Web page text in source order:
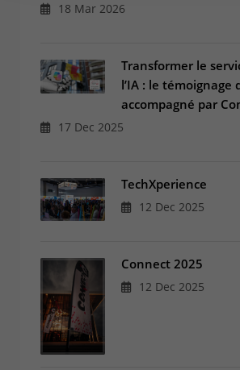
18 Mar 2026
Transformer le
l’IA : le témoignage
accompagné par
17 Dec 2025
TechXperience
12 Dec 2025
Connect 2025
12 Dec 2025